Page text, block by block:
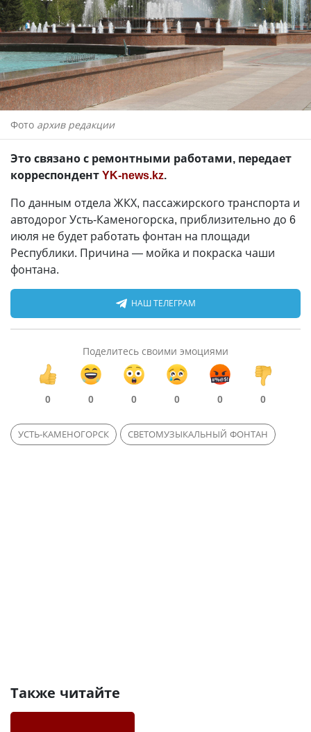
Фото архив редакции
Это связано с ремонтными работами, передает
корреспондентYK-news.kz.
По данным отдела ЖКХ, пассажирского транспорта и
автодорог Усть-Каменогорска, приблизительно до 6
июля не будет работать фонтан на площади
Республики. Причина — мойка и покраска чаши
фонтана.
НАШ ТЕЛЕГРАМ
Поделитесь своими эмоциями
0 0 0 0 0 0
УСТЬ-КАМЕНОГОРСК СВЕТОМУЗЫКАЛЬНЫЙ ФОНТАН
Также читайте